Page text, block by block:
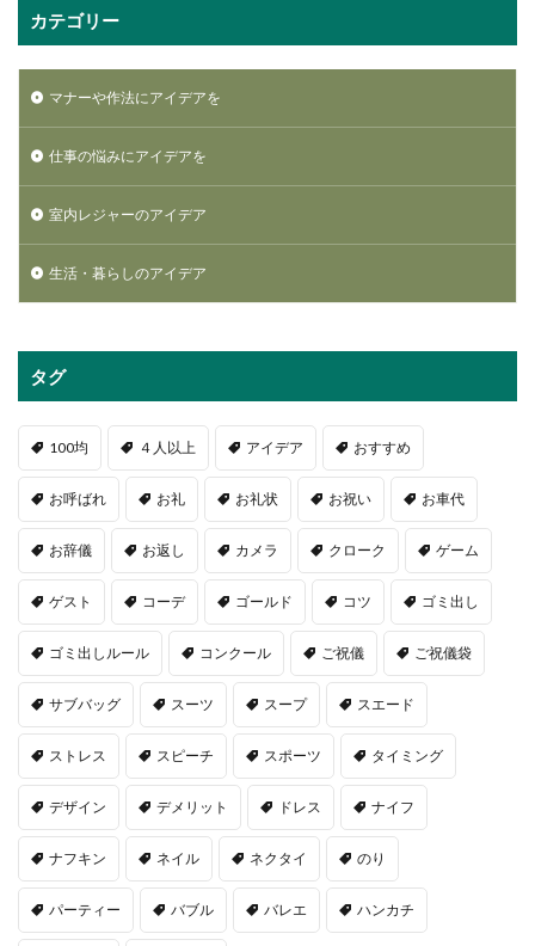
カテゴリー
マナーや作法にアイデアを
仕事の悩みにアイデアを
室内レジャーのアイデア
生活・暮らしのアイデア
タグ
100均 ４人以上 アイデア おすすめ
お呼ばれ お礼 お礼状 お祝い お車代
お辞儀 お返し カメラ クローク ゲーム
ゲスト コーデ ゴールド コツ ゴミ出し
ゴミ出しルール コンクール ご祝儀 ご祝儀袋
サブバッグ スーツ スープ スエード
ストレス スピーチ スポーツ タイミング
デザイン デメリット ドレス ナイフ
ナフキン ネイル ネクタイ のり
パーティー バブル バレエ ハンカチ